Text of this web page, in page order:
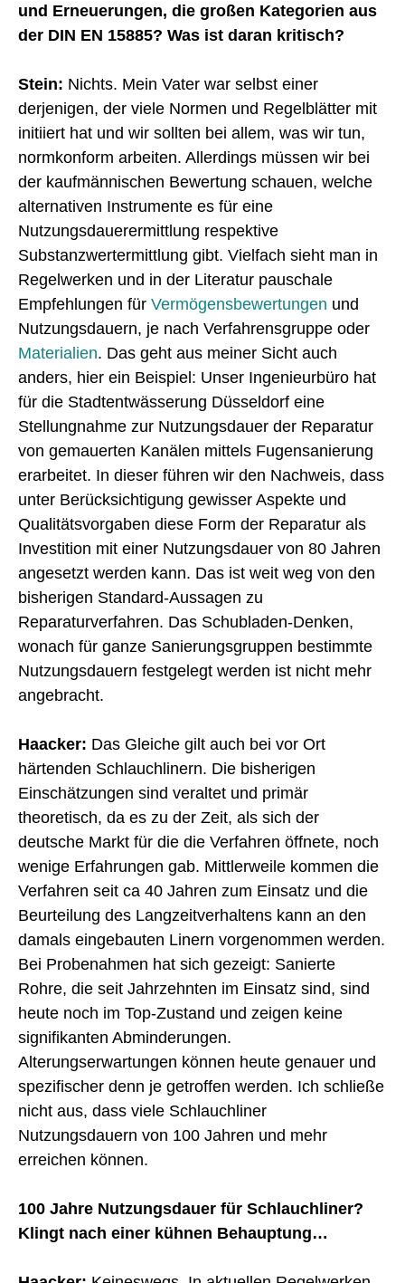
und Erneuerungen, die großen Kategorien aus
der DIN EN 15885? Was ist daran kritisch?
Stein: Nichts. Mein Vater war selbst einer
derjenigen, der viele Normen und Regelblätter mit
initiiert hat und wir sollten bei allem, was wir tun,
normkonform arbeiten. Allerdings müssen wir bei
der kaufmännischen Bewertung schauen, welche
alternativen Instrumente es für eine
Nutzungsdauerermittlung respektive
Substanzwertermittlung gibt. Vielfach sieht man in
Regelwerken und in der Literatur pauschale
Empfehlungen für Vermögensbewertungen und
Nutzungsdauern, je nach Verfahrensgruppe oder
Materialien. Das geht aus meiner Sicht auch
anders, hier ein Beispiel: Unser Ingenieurbüro hat
für die Stadtentwässerung Düsseldorf eine
Stellungnahme zur Nutzungsdauer der Reparatur
von gemauerten Kanälen mittels Fugensanierung
erarbeitet. In dieser führen wir den Nachweis, dass
unter Berücksichtigung gewisser Aspekte und
Qualitätsvorgaben diese Form der Reparatur als
Investition mit einer Nutzungsdauer von 80 Jahren
angesetzt werden kann. Das ist weit weg von den
bisherigen Standard-Aussagen zu
Reparaturverfahren. Das Schubladen-Denken,
wonach für ganze Sanierungsgruppen bestimmte
Nutzungsdauern festgelegt werden ist nicht mehr
angebracht.
Haacker: Das Gleiche gilt auch bei vor Ort
härtenden Schlauchlinern. Die bisherigen
Einschätzungen sind veraltet und primär
theoretisch, da es zu der Zeit, als sich der
deutsche Markt für die die Verfahren öffnete, noch
wenige Erfahrungen gab. Mittlerweile kommen die
Verfahren seit ca 40 Jahren zum Einsatz und die
Beurteilung des Langzeitverhaltens kann an den
damals eingebauten Linern vorgenommen werden.
Bei Probenahmen hat sich gezeigt: Sanierte
Rohre, die seit Jahrzehnten im Einsatz sind, sind
heute noch im Top-Zustand und zeigen keine
signifikanten Abminderungen.
Alterungserwartungen können heute genauer und
spezifischer denn je getroffen werden. Ich schließe
nicht aus, dass viele Schlauchliner
Nutzungsdauern von 100 Jahren und mehr
erreichen können.
100 Jahre Nutzungsdauer für Schlauchliner?
Klingt nach einer kühnen Behauptung…